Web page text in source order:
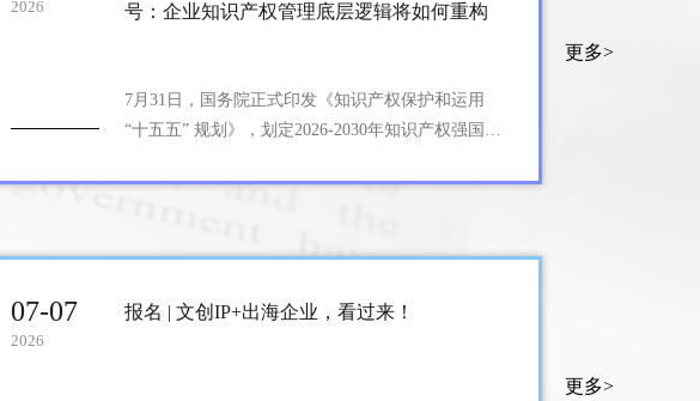
07-27
申请为商标并保护？
2026
号：企业知识产权管理底层逻辑将如何重构
7月31日，国务院正式印发《知识产权保护和运用
“十五五” 规划》，划定2026-2030年知识产权强国建
措相继明确，这份顶层文件不只是行业政策纲要，
更多>
07-07
2026
报名 | 文创IP+出海企业，看过来！
更多>